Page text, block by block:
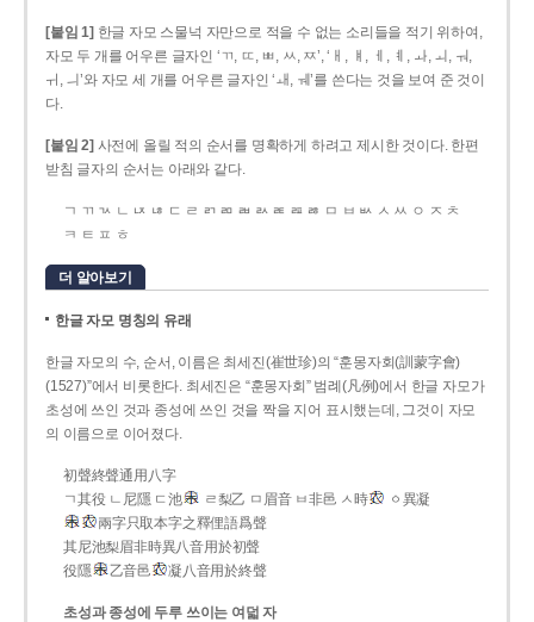
[붙임 1] 한글 자모 스물넉 자만으로 적을 수 없는 소리들을 적기 위하여,
자모 두 개를 어우른 글자인 ‘ㄲ, ㄸ, ㅃ, ㅆ, ㅉ’, ‘ㅐ, ㅒ, ㅔ, ㅖ, ㅘ, ㅚ, ㅝ,
ㅟ, ㅢ’와 자모 세 개를 어우른 글자인 ‘ㅙ, ㅞ’를 쓴다는 것을 보여 준 것이
다.
[붙임 2] 사전에 올릴 적의 순서를 명확하게 하려고 제시한 것이다. 한편
받침 글자의 순서는 아래와 같다.
ㄱ ㄲ ㄳ ㄴ ㄵ ㄶ ㄷ ㄹ ㄺ ㄻ ㄼ ㄽ ㄾ ㄿ ㅀ ㅁ ㅂ ㅄ ㅅ ㅆ ㅇ ㅈ ㅊ
ㅋ ㅌ ㅍ ㅎ
더 알아보기
한글 자모 명칭의 유래
한글 자모의 수, 순서, 이름은 최세진(崔世珍)의 “훈몽자회(訓蒙字會)
(1527)”에서 비롯한다. 최세진은 “훈몽자회” 범례(凡例)에서 한글 자모가
초성에 쓰인 것과 종성에 쓰인 것을 짝을 지어 표시했는데, 그것이 자모
의 이름으로 이어졌다.
初聲終聲通用八字
ㄱ其役 ㄴ尼隱 ㄷ池
ㄹ梨乙 ㅁ眉音 ㅂ非邑 ㅅ時
ㆁ異凝
兩字只取本字之釋俚語爲聲
其尼池梨眉非時異八音用於初聲
役隱
乙音邑 凝八音用於終聲
초성과 종성에 두루 쓰이는 여덟 자